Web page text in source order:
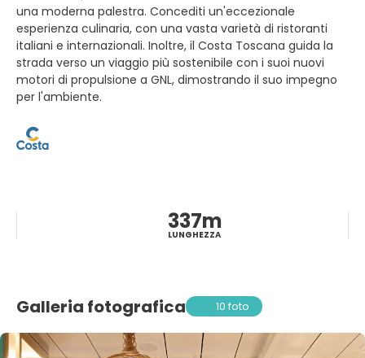
una moderna palestra. Concediti un'eccezionale
esperienza culinaria, con una vasta varietà di ristoranti
italiani e internazionali. Inoltre, il Costa Toscana guida la
strada verso un viaggio più sostenibile con i suoi nuovi
motori di propulsione a GNL, dimostrando il suo impegno
per l'ambiente.
337m
LUNGHEZZA
Galleria fotografica 10 foto